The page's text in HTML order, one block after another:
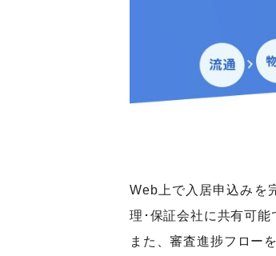
Web上で入居申込みを
理･保証会社に共有可能
また、審査進捗フロー